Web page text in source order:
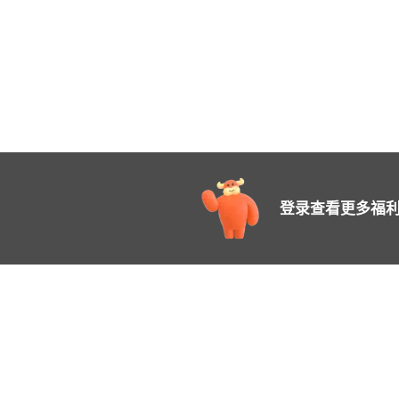
登录查看更多福